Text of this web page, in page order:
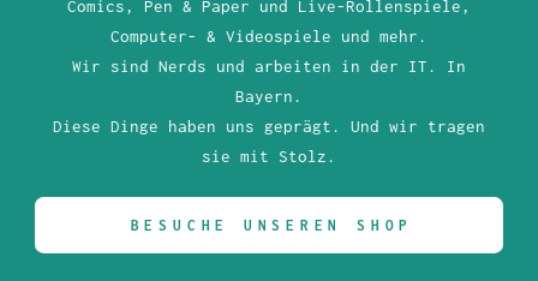
Comics, Pen & Paper und Live-Rollenspiele,
Computer- & Videospiele und mehr.
Wir sind Nerds und arbeiten in der IT. In
Bayern.
Diese Dinge haben uns geprägt. Und wir tragen
sie mit Stolz.
BESUCHE UNSEREN SHOP